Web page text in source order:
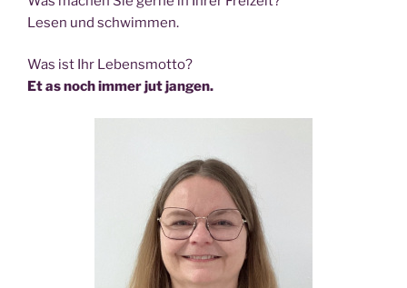
Lesen und schwimmen.
Was ist Ihr Lebensmotto?
Et as noch immer jut jangen.